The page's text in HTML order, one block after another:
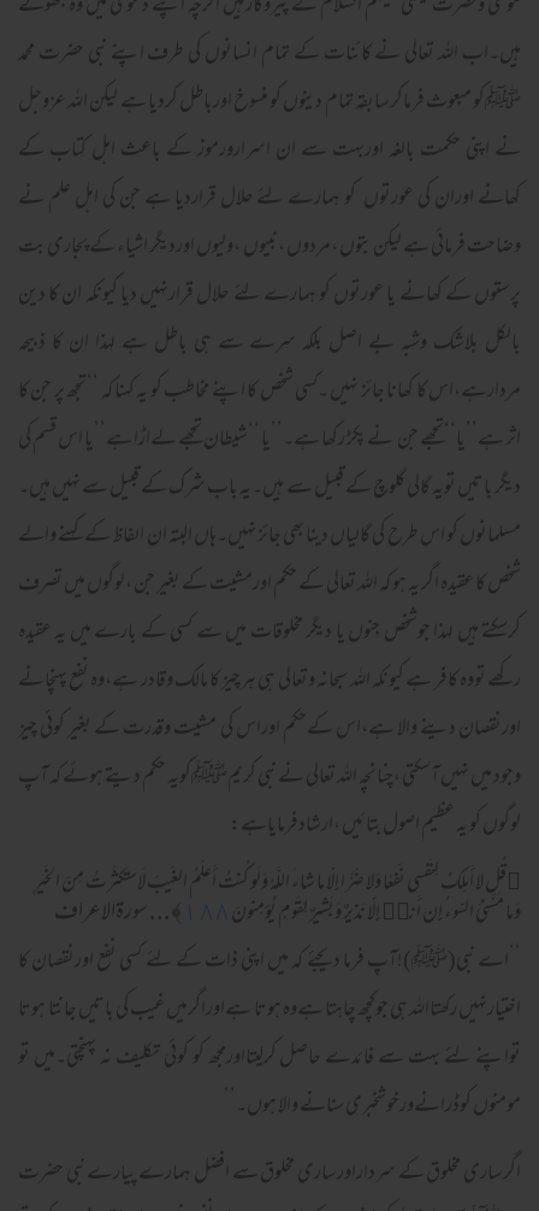
ہیں۔اب اللہ تعالی نے کائنات کے تمام انسانوں کی طرف اپنے نبی حضرت محمد
ﷺکو مبعوث فرماکرسابقہ تمام دینوں کو منسوخ اورباطل کردیا ہے لیکن اللہ عزوجل
نے اپنی حکمت بالغہ اوربہت سے ان اسرارورموز کے باعث اہل کتاب کے
کھانے اوران کی عورتوں کو ہمارے لئے حلال قراردیا ہے جن کی اہل علم نے
وضاحت فرمائی ہے لیکن بتوں ،مردوں ،نبیوں ،ولیوں اوردیگر اشیاء کے پجاری بت
پرستوں کے کھانے یا عورتوں کو ہمارے لئے حلال قرارنہیں دیا کیونکہ ان کا دین
بالکل بلاشک وشبہ بے اصل بلکہ سرے سے ہی باطل ہے لہذا ان کا ذبیحہ
مردارہے،اس کا کھانا جائز نہیں ۔کسی شخص کا اپنے مخاطب کو یہ کہنا کہ ‘‘تجھ پر جن کا
اثر ہے’’یا‘‘تجھے جن نے پکڑ رکھا ہے۔’’یا ‘‘شیطان تجھے لےاڑا ہے’’یا اس قسم کی
دیگر باتیں تویہ گالی گلوچ کے قبیل سے ہیں۔یہ باب شرک کے قبیل سے نہیں ہیں۔
مسلمانوں کو اس طرح کی گالیاں دینا بھی جائز نہیں۔ہاں البتہ ان الفاظ کے کہنے والے
شخص کا عقیدہ اگر یہ ہو کہ اللہ تعالی کے حکم اورمشیت کے بغیر جن ،لوگوں میں تصرف
کرسکتے ہیں لہذا جوشخص جنوں یا دیگر مخلوقات میں سے کسی کے بارے میں یہ عقیدہ
رکھے تووہ کافر ہے کیونکہ اللہ سبحانہ وتعالی ہی ہرچیز کا مالک وقادر ہے،وہ نفع پہنچانے
اورنقصان دینے والا ہے،اس کےحکم اوراس کی مشیت وقدرت کے بغیر کوئی چیز
وجود میں نہیں آسکتی ،چنانچہ اللہ تعالی نے نبی کریمﷺکویہ حکم دیتے ہوئے کہ آپ
لوگوں کو یہ عظیم اصول بتائیں ،ارشادفرمایاہے:
﴿قُل لا أَملِكُ لِنَفسى نَفعًا وَلا ضَرًّ‌ا إِلّا ما شاءَ اللَّهُ وَلَو كُنتُ أَعلَمُ الغَيبَ لَاستَكثَر‌تُ مِنَ الخَيرِ‌
وَما مَسَّنِىَ السّوءُ إِن أَنا۠ إِلّا نَذيرٌ‌ وَبَشيرٌ‌ لِقَومٍ يُؤمِنونَ١٨٨ ﴾... سورةالاعراف
‘‘اے نبی(ﷺ)!آپ فرما دیجئے کہ میں اپنی ذات کے لئے کسی نفع اورنقصان کا
اختیارنہیں رکھتااللہ ہی جوکچھ چاہتا ہےوہ ہوتا ہےاوراگرمیں غیب کی باتیں جانتا ہوتا
تواپنے لئے بہت سے فائدے حاصل کرلیتااورمجھ کو کوئی تکلیف نہ پہنچتی۔میں تو
مومنوں کوڈرانےورخوشخبری سنانے والا ہوں۔’’
اگرساری مخلوق کے سرداراورساری مخلوق سے افضل ہمارے پیارے نبی حضرت